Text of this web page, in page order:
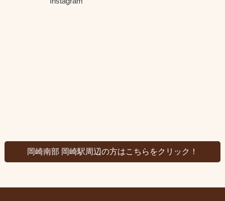
岡崎南部 岡崎駅周辺の方はこちらをクリック！